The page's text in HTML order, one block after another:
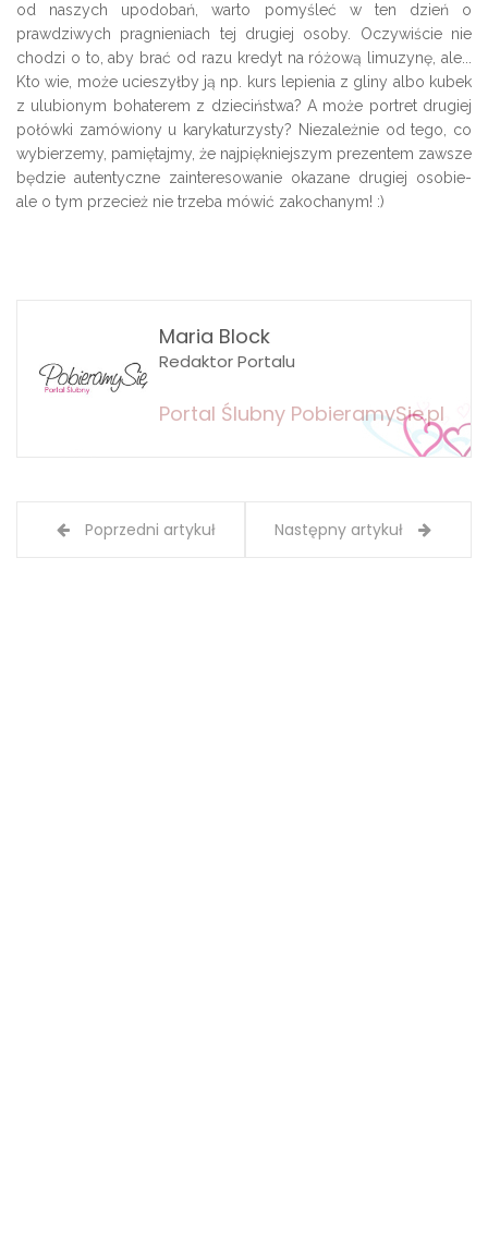
od naszych upodobań, warto pomyśleć w ten dzień o
prawdziwych pragnieniach tej drugiej osoby. Oczywiście nie
chodzi o to, aby brać od razu kredyt na różową limuzynę, ale...
Kto wie, może ucieszyłby ją np. kurs lepienia z gliny albo kubek
z ulubionym bohaterem z dzieciństwa? A może portret drugiej
połówki zamówiony u karykaturzysty? Niezależnie od tego, co
wybierzemy, pamiętajmy, że najpiękniejszym prezentem zawsze
będzie autentyczne zainteresowanie okazane drugiej osobie-
ale o tym przecież nie trzeba mówić zakochanym! :)
Maria Block
Redaktor Portalu
Portal Ślubny PobieramySie.pl
Poprzedni artykuł Następny artykuł